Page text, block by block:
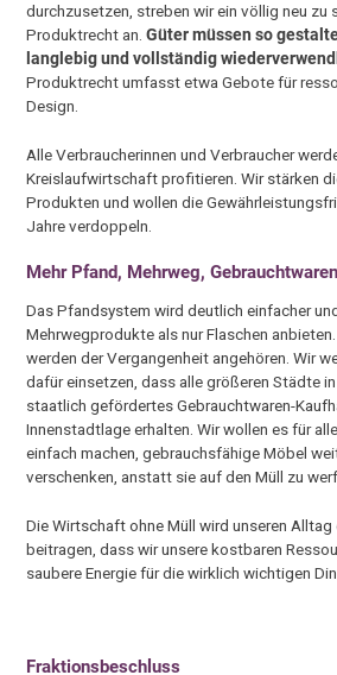
durchzusetzen, streben wir ein völlig neu zu
Produktrecht an.Güter müssen so
langlebig und vollständig
Produktrecht umfasst etwa Gebote für
Design.
Alle Verbraucherinnen und Verbraucher
Kreislaufwirtschaft profitieren. Wir stärken
Produkten und wollen die
Jahre verdoppeln.
Mehr Pfand, Mehrweg, Gebrauchtwaren
Das Pfandsystem wird deutlich einfacher
Mehrwegprodukte als nur Flaschen
werden der Vergangenheit angehören. Wir
dafür einsetzen, dass alle größeren Städte
staatlich gefördertes Gebrauchtwaren-
Innenstadtlage erhalten. Wir wollen es für
einfach machen, gebrauchsfähige Möbel
verschenken, anstatt sie auf den Müll zu
Die Wirtschaft ohne Müll wird unseren Alltag
beitragen, dass wir unsere kostbaren
saubere Energie für die wirklich wichtigen
Fraktionsbeschluss